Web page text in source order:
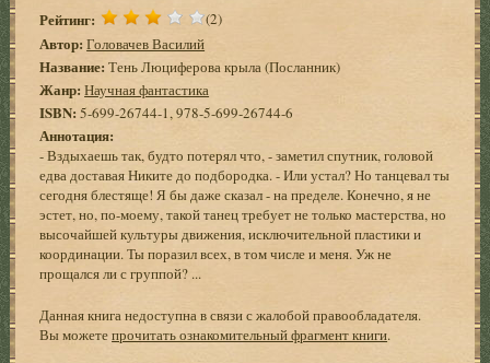
Рейтинг: (2)
Автор: Головачев Василий
Название: Тень Люциферова крыла (Посланник)
Жанр: Научная фантастика
ISBN: 5-699-26744-1, 978-5-699-26744-6
Аннотация:
- Вздыхаешь так, будто потерял что, - заметил спутник, головой
едва доставая Никите до подбородка. - Или устал? Но танцевал ты
сегодня блестяще! Я бы даже сказал - на пределе. Конечно, я не
эстет, но, по-моему, такой танец требует не только мастерства, но
высочайшей культуры движения, исключительной пластики и
координации. Ты поразил всех, в том числе и меня. Уж не
прощался ли с группой? ...
Данная книга недоступна в связи с жалобой правообладателя.
Вы можетепрочитать ознакомительный фрагмент книги.